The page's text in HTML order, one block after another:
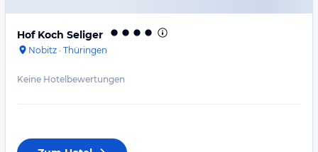
Hof Koch Seliger
Nobitz · Thüringen
Keine Hotelbewertungen